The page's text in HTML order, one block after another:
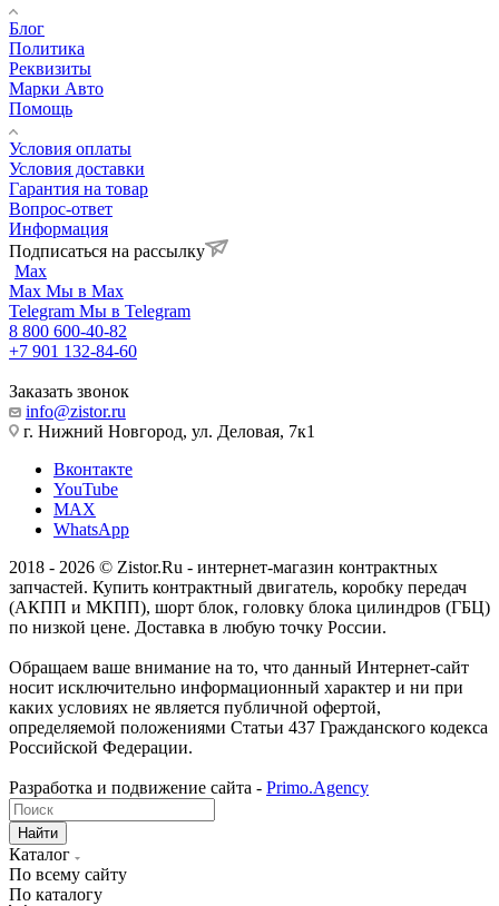
Блог
Политика
Реквизиты
Марки Авто
Помощь
Условия оплаты
Условия доставки
Гарантия на товар
Вопрос-ответ
Информация
Подписаться на рассылку
Max
Max Мы в Max
Telegram Мы в Telegram
8 800 600-40-82
+7 901 132-84-60
Заказать звонок
info@zistor.ru
г. Нижний Новгород, ул. Деловая, 7к1
Вконтакте
YouTube
MAX
WhatsApp
2018 - 2026 © Zistor.Ru - интернет-магазин контрактных
запчастей. Купить контрактный двигатель, коробку передач
(АКПП и МКПП), шорт блок, головку блока цилиндров (ГБЦ)
по низкой цене. Доставка в любую точку России.
Обращаем ваше внимание на то, что данный Интернет-сайт
носит исключительно информационный характер и ни при
каких условиях не является публичной офертой,
определяемой положениями Статьи 437 Гражданского кодекса
Российской Федерации.
Разработка и подвижение сайта - Primo.Agency
Найти
Каталог
По всему сайту
По каталогу